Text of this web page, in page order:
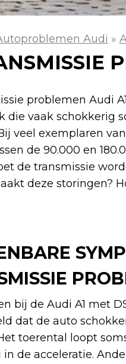
Audi »
problemen Audi
die vaak schokkerig
veel exemplaren
de 90.000 en
de transmissie
deze storingen?
bij de Audi A1 met
dat de auto
toerental loopt
in de acceleratie.